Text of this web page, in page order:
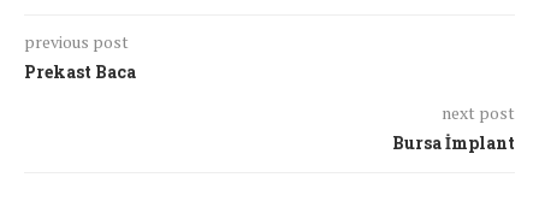
previous post
Prekast Baca
next post
Bursa İmplant